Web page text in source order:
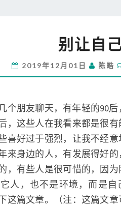
别让自
2019年12月01日 陈皓
个朋友聊天，有年轻的90后
，这些人在我看来都是很有
喜好过于强烈，让我不经意
来身边的人，有发展得好的
，有些人是很可惜的，因为
人，也不是环境，而是自
这篇文章。（注：这篇文章